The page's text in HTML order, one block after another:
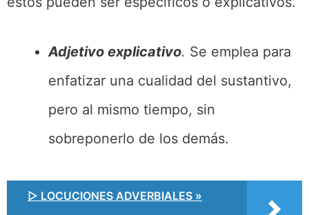
Adjetivo explicativo. Se emplea para
enfatizar una cualidad del sustantivo,
pero al mismo tiempo, sin
sobreponerlo de los demás.
▷ LOCUCIONES ADVERBIALES »